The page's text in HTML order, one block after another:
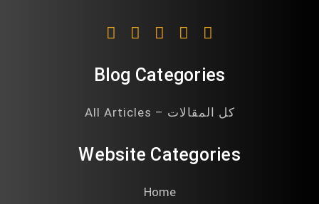
Blog Categories
All Articles – كل المقالات
Website Categories
Home